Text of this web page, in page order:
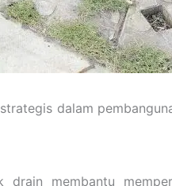
dalam
membantu